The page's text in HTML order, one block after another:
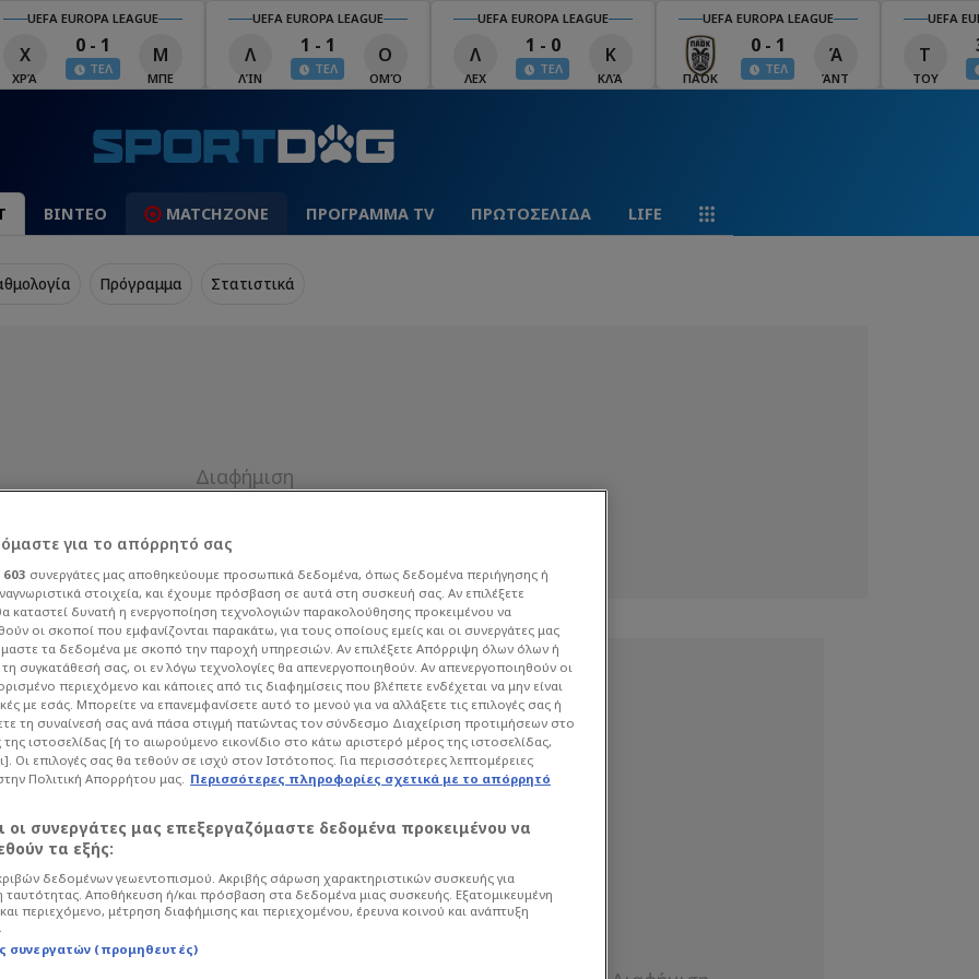
UEFA EUROPA LEAGUE
ΧΡΆ
0 - 1
ΤΕΛ
ΜΠΕ
UEFA EUROPA LEAGUE
ΛΊΝ
1 - 1
ΤΕΛ
ΟΜΌ
UEFA EUROPA LEAGUE
ΛΕΧ
1 - 0
ΤΕΛ
ΚΛΆ
UEFA EUROPA LEAGUE
ΠΑΟΚ
0 - 1
ΤΕΛ
ΆΝΤ
UEFA
ΤΟΥ
ΒΙΝΤΕΟ MATCHZONE ΠΡΟΓΡΑΜΜΑ TV ΠΡΩΤΟΣΕΛΙΔΑ LIFE
Πρόγραμμα Στατιστικά
συζύγους των
ΠΑΟ
Ολυμπιακού και Παναθηναϊκού στο
γυναίκες των παικτών βάζουν ένα
για το απόρρητό σας
603 συνεργάτες μας αποθηκεύουμε προσωπικά δεδομένα, όπως δεδομένα περιήγησης ή
στοιχεία, και έχουμε πρόσβαση σε αυτά στη συσκευή σας. Αν επιλέξετε
καταστεί δυνατή η ενεργοποίηση τεχνολογιών παρακολούθησης προκειμένου να
οι σκοποί που εμφανίζονται παρακάτω, για τους οποίους εμείς και οι συνεργάτες μας
τα δεδομένα με σκοπό την παροχή υπηρεσιών. Αν επιλέξετε Απόρριψη όλων όλων ή
συγκατάθεσή σας, οι εν λόγω τεχνολογίες θα απενεργοποιηθούν. Αν απενεργοποιηθούν οι
περιεχόμενο και κάποιες από τις διαφημίσεις που βλέπετε ενδέχεται να μην είναι
με εσάς. Μπορείτε να επανεμφανίσετε αυτό το μενού για να αλλάξετε τις επιλογές σας ή
τη συναίνεσή σας ανά πάσα στιγμή πατώντας τον σύνδεσμο Διαχείριση προτιμήσεων στο
ιστοσελίδας [ή το αιωρούμενο εικονίδιο στο κάτω αριστερό μέρος της ιστοσελίδας,
Οι επιλογές σας θα τεθούν σε ισχύ στον Ιστότοπος. Για περισσότερες λεπτομέρειες
Πολιτική Απορρήτου μας. Περισσότερες πληροφορίες σχετικά με το απόρρητό
οι συνεργάτες μας επεξεργαζόμαστε δεδομένα προκειμένου να
τα εξής:
δεδομένων γεωεντοπισμού. Ακριβής σάρωση χαρακτηριστικών συσκευής για
ταυτότητας. Αποθήκευση ή/και πρόσβαση στα δεδομένα μιας συσκευής. Εξατομικευμένη
περιεχόμενο, μέτρηση διαφήμισης και περιεχομένου, έρευνα κοινού και ανάπτυξη
συνεργατών (προμηθευτές)